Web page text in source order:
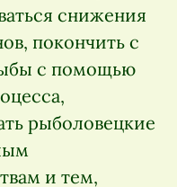
снижения
покончить с
с помощью
рыболовецкие
и тем,